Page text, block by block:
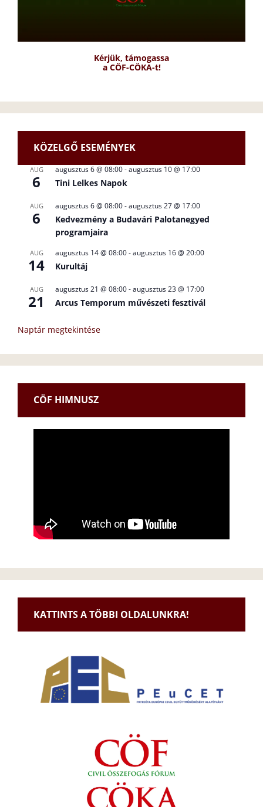
Kérjük, támogassa
a CÖF-CÖKA-t!
KÖZELGŐ ESEMÉNYEK
AUG
6
augusztus 6 @ 08:00-augusztus 10 @ 17:00
Tini Lelkes Napok
AUG
6
augusztus 6 @ 08:00-augusztus 27 @ 17:00
Kedvezmény a Budavári Palotanegyed
programjaira
AUG
14
augusztus 14 @ 08:00-augusztus 16 @ 20:00
Kurultáj
AUG
21
augusztus 21 @ 08:00-augusztus 23 @ 17:00
Arcus Temporum művészeti fesztivál
Naptár megtekintése
CÖF HIMNUSZ
KATTINTS A TÖBBI OLDALUNKRA!